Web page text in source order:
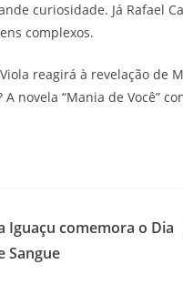
curiosidade. Já Rafael
complexos.
reagirá à revelação de
novela “Mania de Você”
Iguaçu comemora o Dia
Sangue